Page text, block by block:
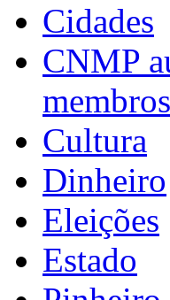
Cidades
CNMP
Cultura
Dinheiro
Eleições
Estado